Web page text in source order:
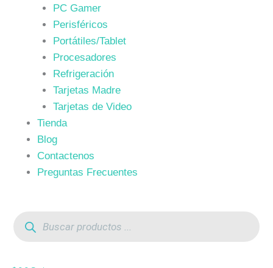
PC Gamer
Perisféricos
Portátiles/Tablet
Procesadores
Refrigeración
Tarjetas Madre
Tarjetas de Video
Tienda
Blog
Contactenos
Preguntas Frecuentes
productos